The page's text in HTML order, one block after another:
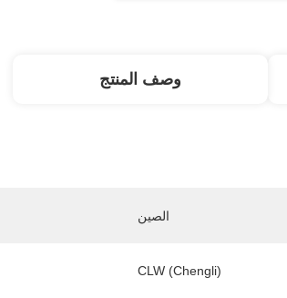
وصف المنتج
الصين
CLW (Chengli)